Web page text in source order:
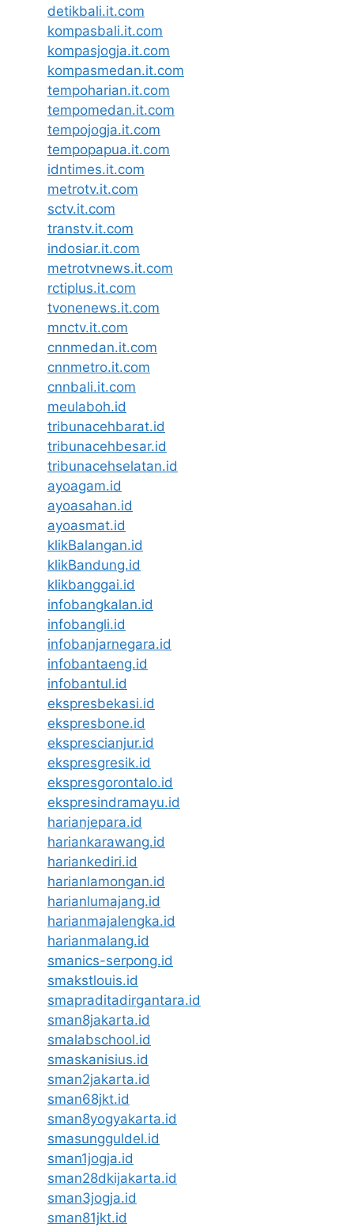
detikbali.it.com
kompasbali.it.com
kompasjogja.it.com
kompasmedan.it.com
tempoharian.it.com
tempomedan.it.com
tempojogja.it.com
tempopapua.it.com
idntimes.it.com
metrotv.it.com
sctv.it.com
transtv.it.com
indosiar.it.com
metrotvnews.it.com
rctiplus.it.com
tvonenews.it.com
mnctv.it.com
cnnmedan.it.com
cnnmetro.it.com
cnnbali.it.com
meulaboh.id
tribunacehbarat.id
tribunacehbesar.id
tribunacehselatan.id
ayoagam.id
ayoasahan.id
ayoasmat.id
klikBalangan.id
klikBandung.id
klikbanggai.id
infobangkalan.id
infobangli.id
infobanjarnegara.id
infobantaeng.id
infobantul.id
ekspresbekasi.id
ekspresbone.id
eksprescianjur.id
ekspresgresik.id
ekspresgorontalo.id
ekspresindramayu.id
harianjepara.id
hariankarawang.id
hariankediri.id
harianlamongan.id
harianlumajang.id
harianmajalengka.id
harianmalang.id
smanics-serpong.id
smakstlouis.id
smapraditadirgantara.id
sman8jakarta.id
smalabschool.id
smaskanisius.id
sman2jakarta.id
sman68jkt.id
sman8yogyakarta.id
smasungguldel.id
sman1jogja.id
sman28dkijakarta.id
sman3jogja.id
sman81jkt.id